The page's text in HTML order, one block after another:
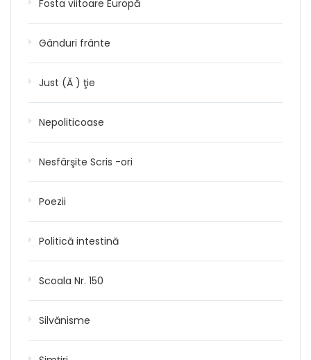
Fosta viitoare Europă
Gânduri frânte
Just (Ă ) ţie
Nepoliticoase
Nesfârşite Scris -ori
Poezii
Politică intestină
Scoala Nr. 150
Silvănisme